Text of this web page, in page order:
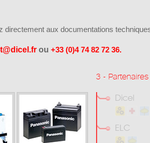
directement aux documentations
ou +33 (0)4 74 82 72 36.
3 - Partenaires
Dicel
ELC